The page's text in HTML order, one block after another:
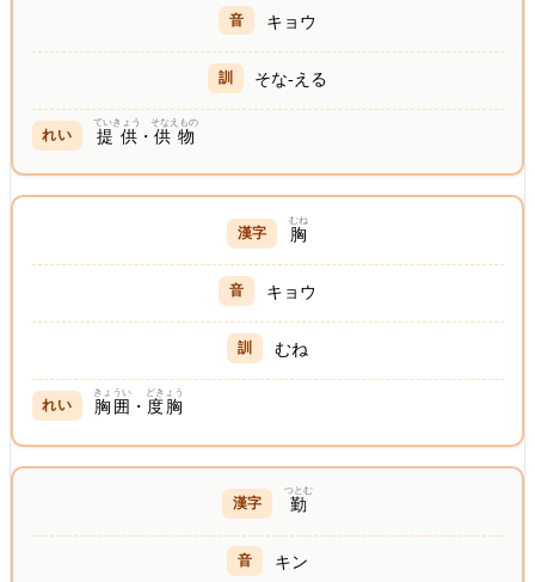
キョウ
そな-える
提供
ていきょう
・供物
そなえもの
胸
むね
キョウ
むね
胸囲
きょうい
・ 度胸
どきょう
勤
つとむ
キン